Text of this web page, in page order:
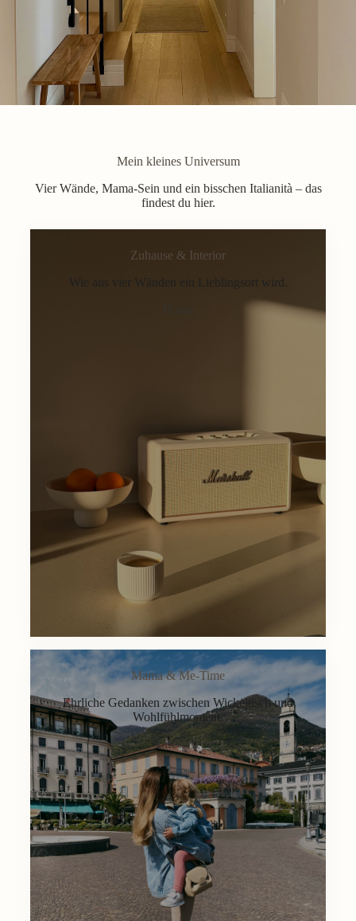
Mein kleines Universum
Vier Wände, Mama-Sein und ein bisschen Italianità – das
findest du hier.
Zuhause & Interior
Wie aus vier Wänden ein Lieblingsort wird.
Mama & Me-Time
Ehrliche Gedanken zwischen Wickeltisch und
Wohlfühlmoment.
Lifestyle